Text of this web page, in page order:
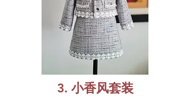
3. 小香风套装